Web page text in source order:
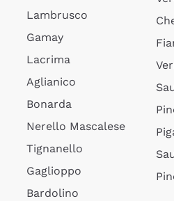
Lambrusco
Gamay
Lacrima
Aglianico
Bonarda
Nerello Mascalese
Tignanello
Gaglioppo
Bardolino